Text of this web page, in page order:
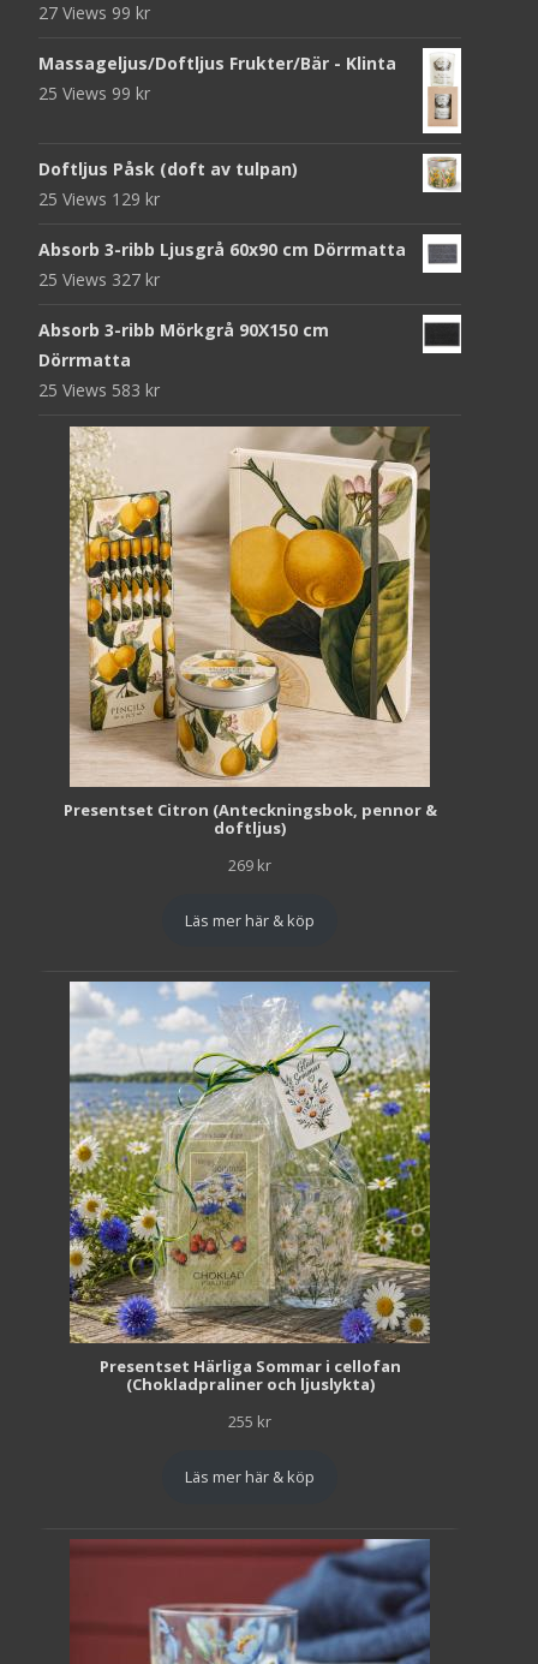
27 Views 99 kr
Massageljus/Doftljus Frukter/Bär - Klinta
25 Views 99 kr
Doftljus Påsk (doft av tulpan)
25 Views 129 kr
Absorb 3-ribb Ljusgrå 60x90 cm Dörrmatta
25 Views 327 kr
Absorb 3-ribb Mörkgrå 90X150 cm
Dörrmatta
25 Views 583 kr
Presentset Citron (Anteckningsbok, pennor &
doftljus)
269 kr
Läs mer här & köp
Presentset Härliga Sommar i cellofan
(Chokladpraliner och ljuslykta)
255 kr
Läs mer här & köp